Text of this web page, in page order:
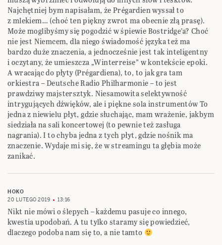
Najchętniej bym napisałam, że Prégardien wyssał to
z mlekiem… (choć ten piękny zwrot ma obecnie złą prasę).
Może moglibyśmy się pogodzić w śpiewie Bostridge’a? Choć
nie jest Niemcem, dla niego świadomość języka też ma
bardzo duże znaczenia, a jednocześnie jest tak inteligentny
i oczytany, że umieszcza „Winterreise” w kontekście epoki.
A wracając do płyty (Prégardiena), to, to jak gra tam
orkiestra – Deutsche Radio Philharmonie – to jest
prawdziwy majstersztyk. Niesamowita selektywność
intrygujących dźwięków, ale i piękne sola instrumentów To
jedna z niewielu płyt, gdzie słuchając, mam wrażenie, jakbym
siedziała na sali koncertowej (to pewnie też zasługa
nagrania). I to chyba jedna z tych płyt, gdzie nośnik ma
znaczenie. Wydaje mi się, że w streamingu ta głębia może
zanikać.
HOKO
20 LUTEGO 2019
13:16
Nikt nie mówi o ślepych – każdemu pasuje co innego,
kwestia upodobań. A tu tylko staramy się powiedzieć,
dlaczego podoba nam się to, a nie tamto